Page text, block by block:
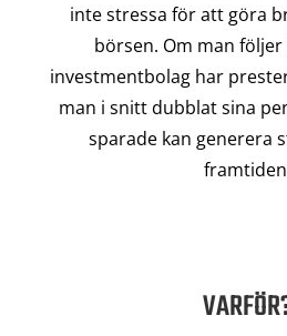
inte stressa för att göra
börsen. Om man
investmentbolag har
man i snitt dubblat sina
sparade kan generera